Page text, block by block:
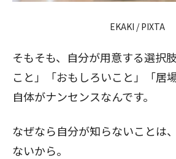
EKAKI / PIXTA
そもそも、自分が用意する選択
こと」「おもしろいこと」「居
自体がナンセンスなんです。
なぜなら自分が知らないことは
ないから。